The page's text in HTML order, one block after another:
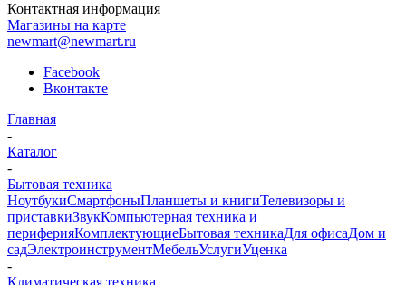
Контактная информация
Магазины на карте
newmart@newmart.ru
Facebook
Вконтакте
Главная
-
Каталог
-
Бытовая техника
НоутбукиСмартфоныПланшеты и книгиТелевизоры и
приставкиЗвукКомпьютерная техника и
периферияКомплектующиеБытовая техникаДля офисаДом и
садЭлектроинструментМебельУслугиУценка
-
Климатическая техника